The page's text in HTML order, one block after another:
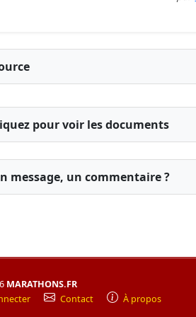
pour voir les documents
de Montgeron
message, un commentaire ?
S’inscrire
MARATHONS.FR
Contact À propos